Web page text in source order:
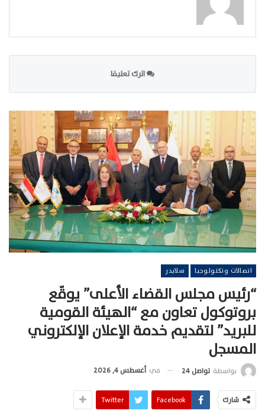
اترك تعليقا
اتصالات وتكنولوجيا سلايدر
“رئيس مجلس القضاء الأعلى” يوقّع
بروتوكول تعاون مع “الهيئة القومية
للبريد” لتقديم خدمة الإعلان الإلكتروني
المسجل
بواسطة تواصل 24 في أغسطس 4, 2026
شارك Facebook
Twitter